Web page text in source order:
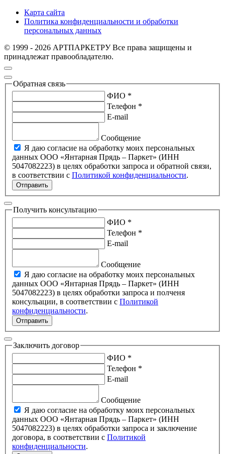
Карта сайта
Политика конфиденциальности и обработки
персональных данных
© 1999 - 2026 АРТПАРКЕТРУ Все права защищены и
принадлежат правообладателю.
Обратная связь
ФИО *
Телефон *
E-mail
Сообщение
Я даю согласие на обработку моих персональных
данных ООО «Янтарная Прядь – Паркет» (ИНН
5047082223) в целях обработки запроса и обратной связи,
в соответствии с Политикой конфиденциальности.
Отправить
Получить консультацию
ФИО *
Телефон *
E-mail
Сообщение
Я даю согласие на обработку моих персональных
данных ООО «Янтарная Прядь – Паркет» (ИНН
5047082223) в целях обработки запроса и полченя
консульации, в соответствии с Политикой
конфиденциальности.
Отправить
Заключить договор
ФИО *
Телефон *
E-mail
Сообщение
Я даю согласие на обработку моих персональных
данных ООО «Янтарная Прядь – Паркет» (ИНН
5047082223) в целях обработки запроса и заключение
договора, в соответствии с Политикой
конфиденциальности.